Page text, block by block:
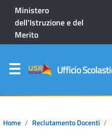
Ministero
dell'Istruzione e del
Merito
Ufficio
Home Reclutamento Docenti